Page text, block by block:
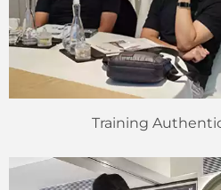
Training